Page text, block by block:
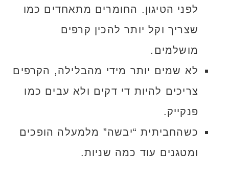
לפני הטיגון. החומרים מתאחדים כמו
שצריך וקל יותר להכין קרפים
מושלמים.
לא שמים יותר מידי מהבלילה, הקרפים
צריכים להיות די דקים ולא עבים כמו
פנקייק.
כשהחביתית “יבשה” מלמעלה הופכים
ומטגנים עוד כמה שניות.